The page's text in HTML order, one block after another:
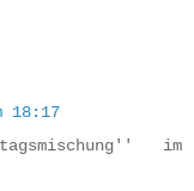
18:17
im